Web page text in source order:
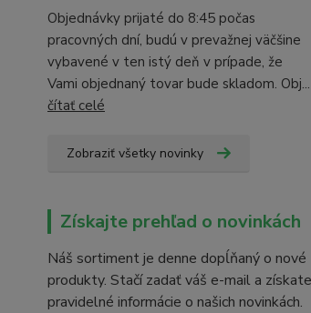
Objednávky prijaté do 8:45 počas
pracovných dní, budú v prevažnej väčšine
vybavené v ten istý deň v prípade, že
Vami objednaný tovar bude skladom. Obj...
čítať celé
Zobraziť všetky novinky
Získajte prehľad o novinkách
Náš sortiment je denne dopĺňaný o nové
produkty. Stačí zadať váš e-mail a získate
pravidelné informácie o našich novinkách.